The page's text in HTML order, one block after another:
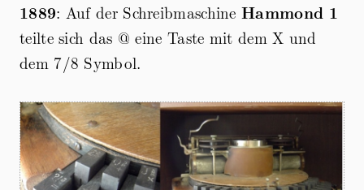
1889: Auf der SchreibmaschineHammond 1
teilte sich das @ eine Taste mit dem X und
dem 7/8 Symbol.